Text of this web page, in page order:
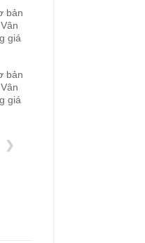
bản
giá
bản
giá
❯